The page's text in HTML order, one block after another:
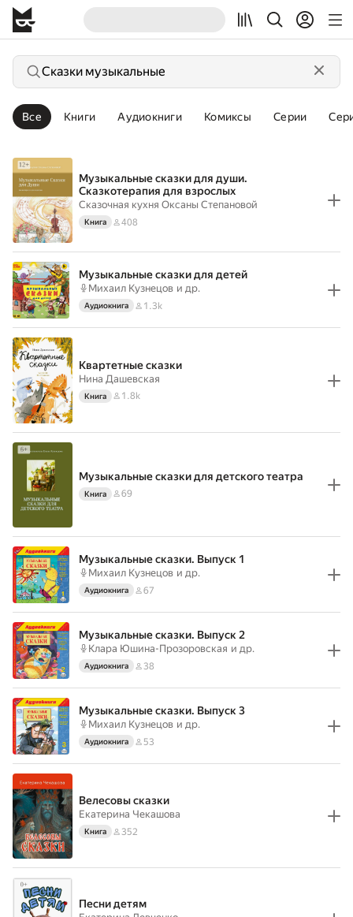
Все Книги Аудиокниги Комиксы Серии
Музыкальные сказки для души.
Сказкотерапия для взрослых
Сказочная кухня Оксаны Степановой
Книга 408
Музыкальные сказки для детей
Михаил Кузнецов и др.
Аудиокнига 1.3k
Квартетные сказки
Нина Дашевская
Книга 1.8k
Музыкальные сказки для детского театра
Книга 69
Музыкальные сказки. Выпуск 1
Михаил Кузнецов и др.
Аудиокнига 67
Музыкальные сказки. Выпуск 2
Клара Юшина-Прозоровская и др.
Аудиокнига 38
Музыкальные сказки. Выпуск 3
Михаил Кузнецов и др.
Аудиокнига 53
Велесовы сказки
Екатерина Чекашова
Книга 352
Песни детям